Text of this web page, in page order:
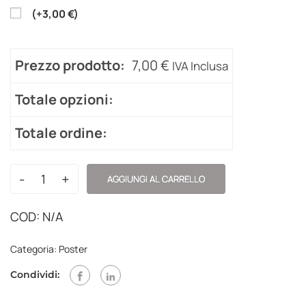
(+3,00€)
Prezzo prodotto: 7,00€ IVA Inclusa
Totale opzioni:
Totale ordine:
- + AGGIUNGI AL CARRELLO
COD: N/A
Categoria: Poster
Condividi: